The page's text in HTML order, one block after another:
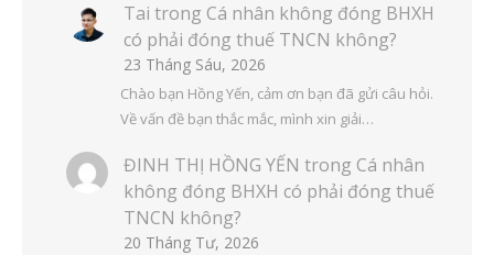
Tai trong Cá nhân không đóng BHXH
có phải đóng thuế TNCN không?
23 Tháng Sáu, 2026
Chào bạn Hồng Yến, cảm ơn bạn đã gửi câu hỏi.
Về vấn đề bạn thắc mắc, mình xin giải…
ĐINH THỊ HỒNG YẾN trong Cá nhân
không đóng BHXH có phải đóng thuế
TNCN không?
20 Tháng Tư, 2026